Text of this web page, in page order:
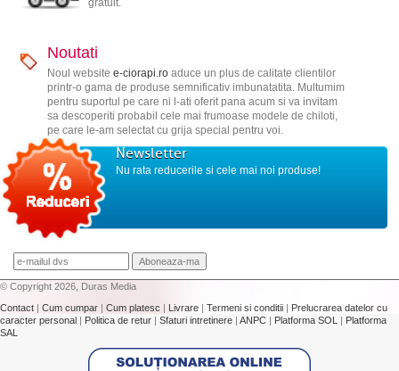
gratuit.
Noutati
Noul website e-ciorapi.roaduce un plus de calitate clientilor
printr-o gama de produse semnificativ imbunatatita. Multumim
pentru suportul pe care ni l-ati oferit pana acum si va invitam
sa descoperiti probabil cele mai frumoase modele de chiloti,
pe care le-am selectat cu grija special pentru voi.
Newsletter
Nu rata reducerile si cele mai noi produse!
© Copyright 2026, Duras Media
Contact | Cum cumpar | Cum platesc | Livrare | Termeni si conditii | Prelucrarea datelor cu
caracter personal | Politica de retur | Sfaturi intretinere | ANPC | Platforma SOL | Platforma
SAL